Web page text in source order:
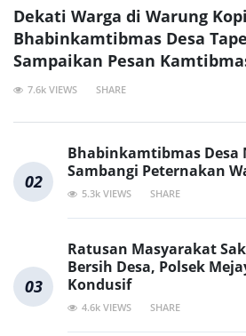
Dekati Warga di Warung
Bhabinkamtibmas Desa
Sampaikan Pesan
7.6k VIEWS SHARE
02
Bhabinkamtibmas Desa
Sambangi Peternakan
5.3k VIEWS SHARE
03
Ratusan Masyarakat
Bersih Desa, Polsek
Kondusif
4.6k VIEWS SHARE